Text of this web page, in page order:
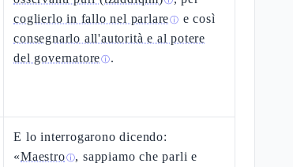
coglierlo in fallo nel parlareⓘ e così
consegnarlo all'autorità e al potere
del governatoreⓘ.
E lo interrogarono dicendo:
«Maestroⓘ, sappiamo che parli e